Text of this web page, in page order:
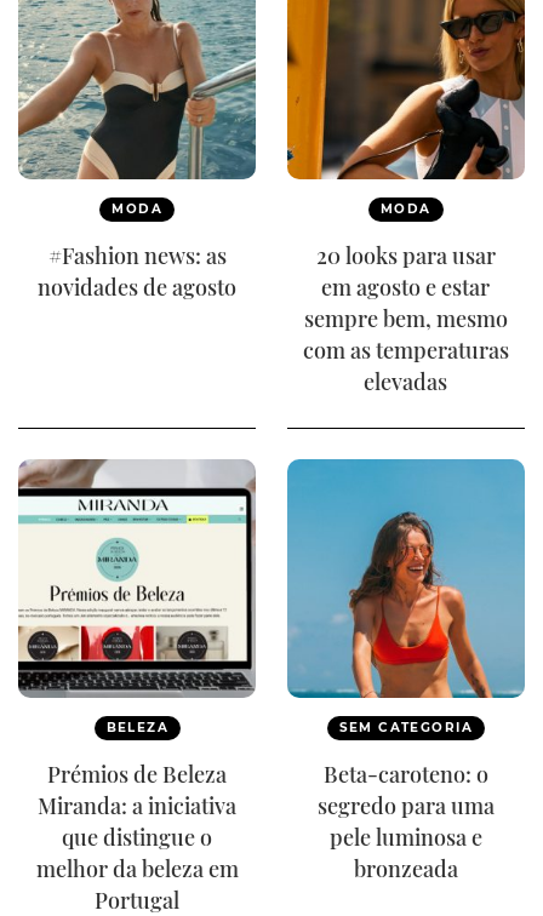
MODA
#Fashion news: as
novidades de agosto
MODA
20 looks para usar
em agosto e estar
sempre bem, mesmo
com as temperaturas
elevadas
BELEZA
Prémios de Beleza
Miranda: a iniciativa
que distingue o
melhor da beleza em
Portugal
SEM CATEGORIA
Beta-caroteno: o
segredo para uma
pele luminosa e
bronzeada